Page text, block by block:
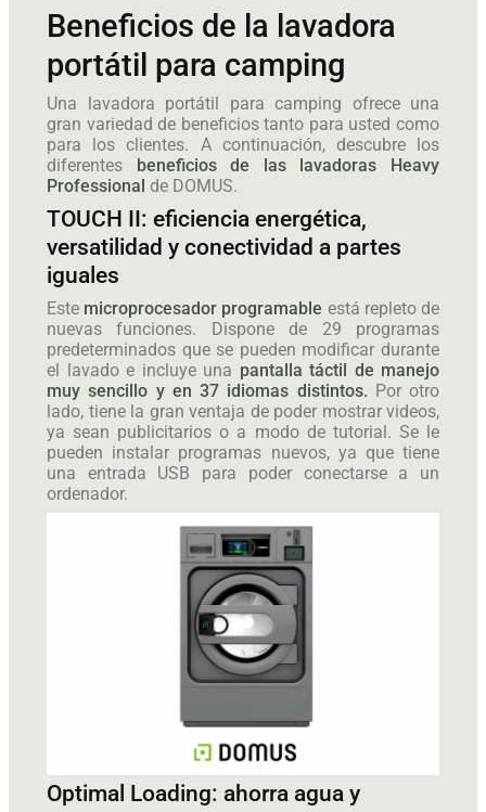
Beneficios de la lavadora
portátil para camping
Una lavadora portátil para camping ofrece una
gran variedad de beneficios tanto para usted como
para los clientes. A continuación, descubre los
diferentes
beneficios de las lavadoras Heavy
Professional de DOMUS.
TOUCH II: eficiencia energética,
versatilidad y conectividad a partes
iguales
Este microprocesador programable está repleto de
nuevas funciones. Dispone de 29 programas
predeterminados que se pueden modificar durante
el lavado e incluye una pantalla táctil de manejo
muy sencillo y en 37 idiomas distintos. Por otro
lado, tiene la gran ventaja de poder mostrar videos,
ya sean publicitarios o a modo de tutorial. Se le
pueden instalar programas nuevos, ya que tiene
una entrada USB para poder conectarse a un
ordenador.
Optimal Loading: ahorra agua y